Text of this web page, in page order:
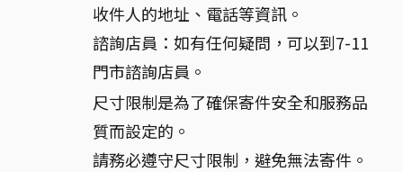
收件人的地址、電話等資訊。
諮詢店員：如有任何疑問，可以到7-11
門市諮詢店員。
尺寸限制是為了確保寄件安全和服務品
質而設定的。
請務必遵守尺寸限制，避免無法寄件。